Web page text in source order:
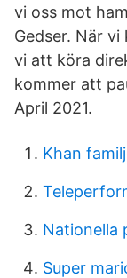
vi oss mot
Gedser. När
vi att köra
kommer att
April 2021.
Khan
Nationella
Super